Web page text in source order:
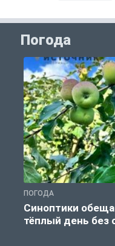
Погода
ПОГОДА
Синоптики
тёплый день без